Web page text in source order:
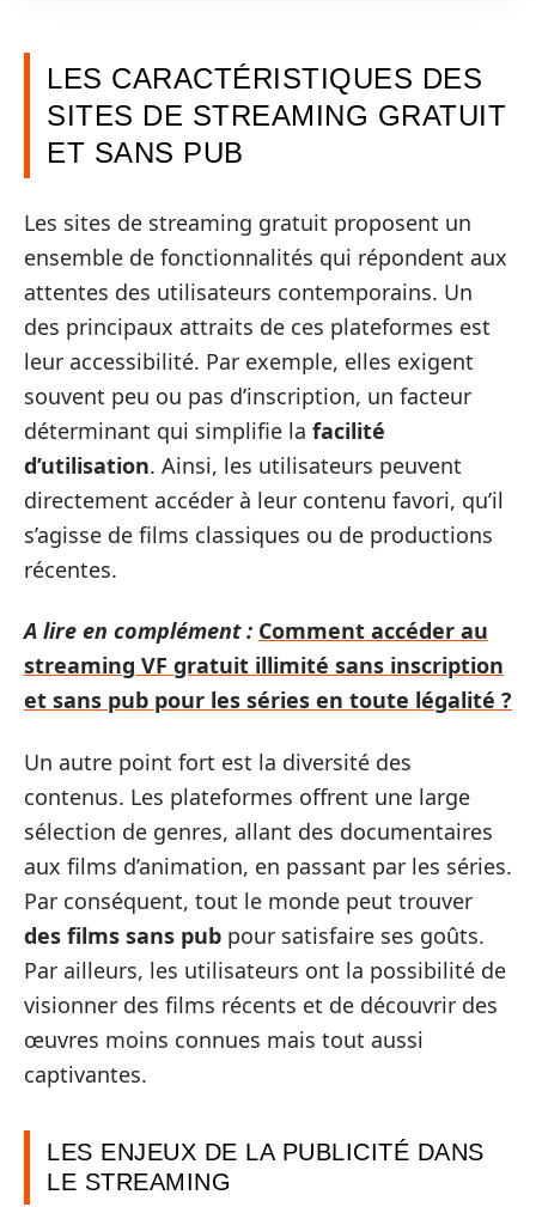
LES CARACTÉRISTIQUES DES
SITES DE STREAMING GRATUIT
ET SANS PUB
Les sites de streaming gratuit proposent un
ensemble de fonctionnalités qui répondent aux
attentes des utilisateurs contemporains. Un
des principaux attraits de ces plateformes est
leur accessibilité. Par exemple, elles exigent
souvent peu ou pas d’inscription, un facteur
déterminant qui simplifie la facilité
d’utilisation. Ainsi, les utilisateurs peuvent
directement accéder à leur contenu favori, qu’il
s’agisse de films classiques ou de productions
récentes.
A lire en complément : Comment accéder au
streaming VF gratuit illimité sans inscription
et sans pub pour les séries en toute légalité ?
Un autre point fort est la diversité des
contenus. Les plateformes offrent une large
sélection de genres, allant des documentaires
aux films d’animation, en passant par les séries.
Par conséquent, tout le monde peut trouver
des films sans pub pour satisfaire ses goûts.
Par ailleurs, les utilisateurs ont la possibilité de
visionner des films récents et de découvrir des
œuvres moins connues mais tout aussi
captivantes.
LES ENJEUX DE LA PUBLICITÉ DANS
LE STREAMING